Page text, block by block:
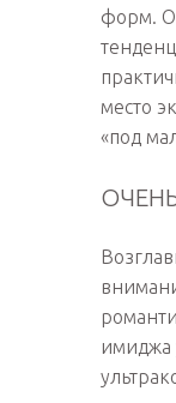
форм.
место
«под
имиджа